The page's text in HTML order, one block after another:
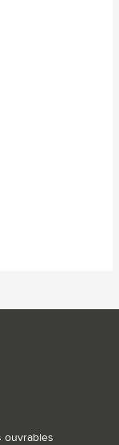
ouvrables